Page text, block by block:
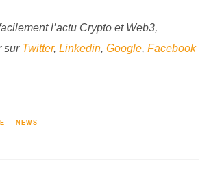
l’actu Crypto et Web3,
sur Twitter, Linkedin, Google, Facebook
NEWS